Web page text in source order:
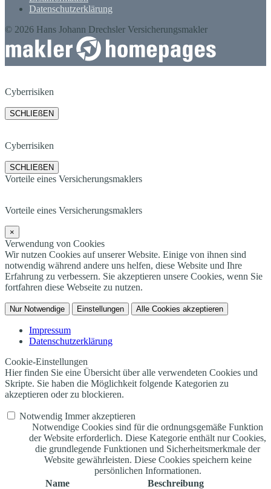
Datenschutzerklärung
© 2026 Hans Johann Drechsler Versicherungsmakler
Cyberrisiken
SCHLIEßEN
Cyberrisiken
SCHLIEßEN
Vorteile eines Versicherungsmaklers
Vorteile eines Versicherungsmaklers
×
Verwendung von Cookies
Wir nutzen Cookies auf unserer Website. Einige von ihnen sind
notwendig während andere uns helfen, diese Website und Ihre
Erfahrung zu verbessern. Sie akzeptieren unsere Cookies, wenn Sie
fortfahren diese Webseite zu nutzen.
Nur Notwendige Einstellungen Alle Cookies akzeptieren
Impressum
Datenschutzerklärung
Cookie-Einstellungen
Hier finden Sie eine Übersicht über alle verwendeten Cookies und
Skripte. Sie haben die Möglichkeit folgende Kategorien zu
akzeptieren oder zu blockieren.
Notwendig Immer akzeptieren
Notwendige Cookies sind für die ordnungsgemäße Funktion
der Website erforderlich. Diese Kategorie enthält nur Cookies,
die grundlegende Funktionen und Sicherheitsmerkmale der
Website gewährleisten. Diese Cookies speichern keine
persönlichen Informationen.
Name
Beschreibung